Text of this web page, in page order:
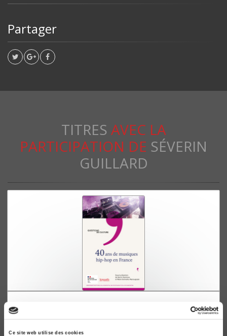
Ce site web utilise des cookies
Partager
TITRES AVEC LA
PARTICIPATION DE SÉVERIN
GUILLARD
40 ans de musiques hip-hop en France
Karim Hammou, Marie Sonnette-Manouguian